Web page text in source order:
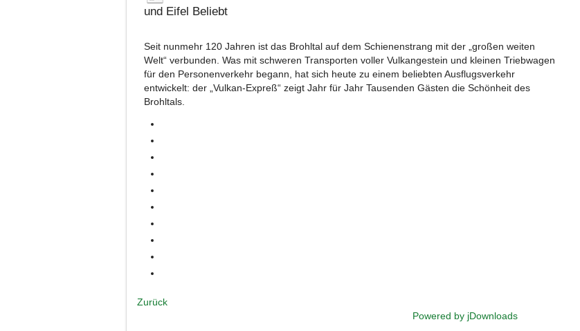
und Eifel Beliebt
Seit nunmehr 120 Jahren ist das Brohltal auf dem Schienenstrang mit der „großen weiten
Welt“ verbunden. Was mit schweren Transporten voller Vulkangestein und kleinen Triebwagen
für den Personenverkehr begann, hat sich heute zu einem beliebten Ausflugsverkehr
entwickelt: der „Vulkan-Expreß“ zeigt Jahr für Jahr Tausenden Gästen die Schönheit des
Brohltals.
Zurück
Powered by jDownloads